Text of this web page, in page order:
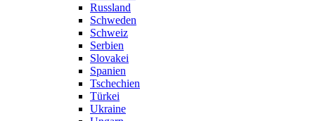
Russland
Schweden
Schweiz
Serbien
Slovakei
Spanien
Tschechien
Türkei
Ukraine